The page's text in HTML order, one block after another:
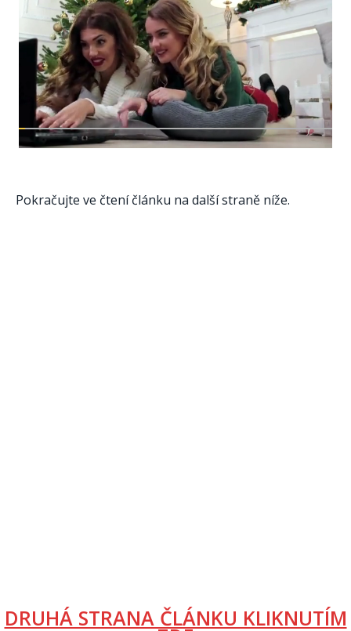
Pokračujte ve čtení článku na další straně níže.
DRUHÁ STRANA ČLÁNKU KLIKNUTÍM